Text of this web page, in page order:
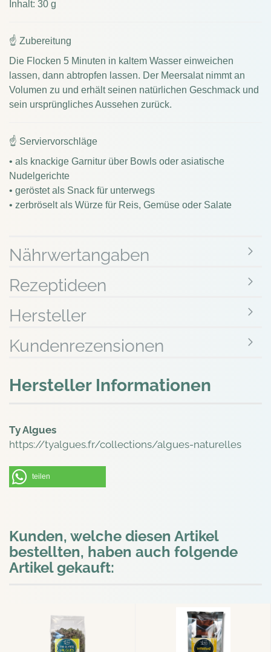
Inhalt: 30 g
☝ Zubereitung
Die Flocken 5 Minuten in kaltem Wasser einweichen
lassen, dann abtropfen lassen. Der Meersalat nimmt an
Volumen zu und erhält seinen natürlichen Geschmack und
sein ursprüngliches Aussehen zurück.
☝ Serviervorschläge
• als knackige Garnitur über Bowls oder asiatische
Nudelgerichte
• geröstet als Snack für unterwegs
• zerbröselt als Würze für Reis, Gemüse oder Salate
Nährwertangaben
Rezeptideen
Hersteller
Kundenrezensionen
Hersteller Informationen
Ty Algues
https://tyalgues.fr/collections/algues-naturelles
teilen
Kunden, welche diesen Artikel
bestellten, haben auch folgende
Artikel gekauft: